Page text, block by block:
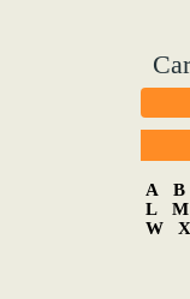
A B
L
M
W
X